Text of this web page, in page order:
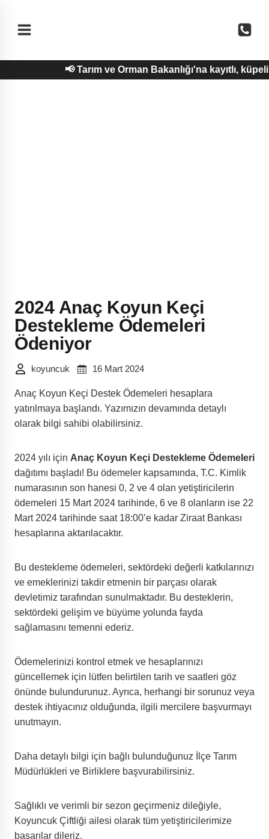
content
📢 Tarım ve Orman Bakanlığı'na kayıtlı,
2024 Anaç Koyun Keçi
Destekleme Ödemeleri
Ödeniyor
koyuncuk 16 Mart 2024
Anaç Koyun Keçi Destek Ödemeleri hesaplara
yatırılmaya başlandı. Yazımızın devamında detaylı
olarak bilgi sahibi olabilirsiniz.
2024 yılı için Anaç Koyun Keçi Destekleme Ödemeleri
dağıtımı başladı! Bu ödemeler kapsamında, T.C. Kimlik
numarasının son hanesi 0, 2 ve 4 olan yetiştiricilerin
ödemeleri 15 Mart 2024 tarihinde, 6 ve 8 olanların ise 22
Mart 2024 tarihinde saat 18:00’e kadar Ziraat Bankası
hesaplarına aktarılacaktır.
Bu destekleme ödemeleri, sektördeki değerli katkılarınızı
ve emeklerinizi takdir etmenin bir parçası olarak
devletimiz tarafından sunulmaktadır. Bu desteklerin,
sektördeki gelişim ve büyüme yolunda fayda
sağlamasını temenni ederiz.
Ödemelerinizi kontrol etmek ve hesaplarınızı
güncellemek için lütfen belirtilen tarih ve saatleri göz
önünde bulundurunuz. Ayrıca, herhangi bir sorunuz veya
destek ihtiyacınız olduğunda, ilgili mercilere başvurmayı
unutmayın.
Daha detaylı bilgi için bağlı bulunduğunuz İlçe Tarım
Müdürlükleri ve Birliklere başvurabilirsiniz.
Sağlıklı ve verimli bir sezon geçirmeniz dileğiyle,
Koyuncuk Çiftliği ailesi olarak tüm yetiştiricilerimize
başarılar dileriz.